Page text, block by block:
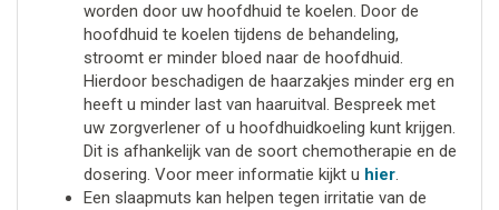
worden door uw hoofdhuid te koelen. Door de
hoofdhuid te koelen tijdens de behandeling,
stroomt er minder bloed naar de hoofdhuid.
Hierdoor beschadigen de haarzakjes minder erg en
heeft u minder last van haaruitval. Bespreek met
uw zorgverlener of u hoofdhuidkoeling kunt krijgen.
Dit is afhankelijk van de soort chemotherapie en de
dosering. Voor meer informatie kijkt u hier.
Een slaapmuts kan helpen tegen irritatie van de